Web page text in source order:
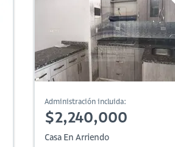
Administración incluida:
$2,240,000
Casa En Arriendo